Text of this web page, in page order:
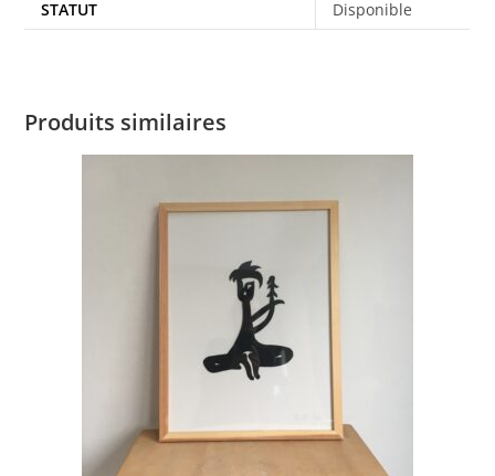
STATUT Disponible
Produits similaires